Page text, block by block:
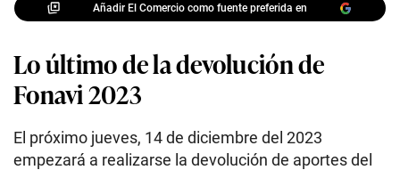
Añadir El Comercio como fuente preferida en
Lo último de la devolución de
Fonavi 2023
El próximo jueves, 14 de diciembre del 2023
empezará a realizarse la devolución de aportes del